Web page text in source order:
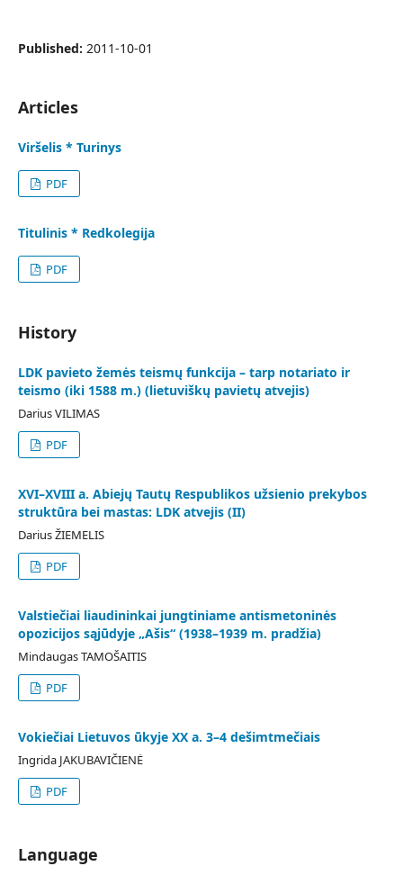
Published: 2011-10-01
Articles
Viršelis * Turinys
PDF
Titulinis * Redkolegija
PDF
History
LDK pavieto žemės teismų funkcija – tarp notariato ir
teismo (iki 1588 m.) (lietuviškų pavietų atvejis)
Darius VILIMAS
PDF
XVI–XVIII a. Abiejų Tautų Respublikos užsienio prekybos
struktūra bei mastas: LDK atvejis (II)
Darius ŽIEMELIS
PDF
Valstiečiai liaudininkai jungtiniame antismetoninės
opozicijos sąjūdyje „Ašis“ (1938–1939 m. pradžia)
Mindaugas TAMOŠAITIS
PDF
Vokiečiai Lietuvos ūkyje XX a. 3–4 dešimtmečiais
Ingrida JAKUBAVIČIENĖ
PDF
Language